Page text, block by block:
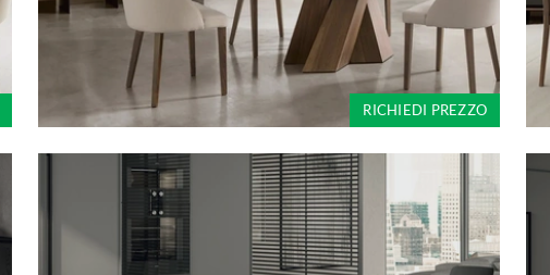
RICHIEDI PREZZO